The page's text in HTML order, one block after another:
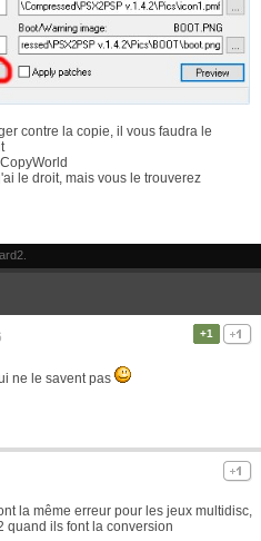
contre la copie, il vous faudra le
le droit, mais vous le trouverez
+1
ne le savent pas
la même erreur pour les jeux multidisc,
quand ils font la conversion